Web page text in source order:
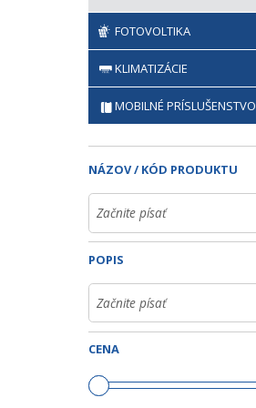
FOTOVOLTIKA
KLIMATIZÁCIE
MOBILNÉ PRÍSLUŠENSTVO
NÁZOV / KÓD PRODUKTU
POPIS
CENA